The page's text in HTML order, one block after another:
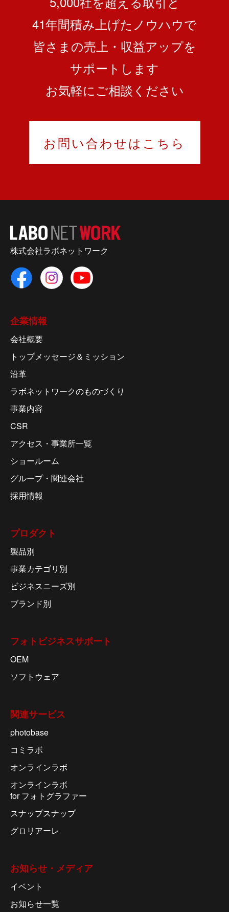
41年間積み上げたノウハウで
皆さまの売上・収益アップを
サポートします
お気軽にご相談ください
お問い合わせはこちら
株式会社ラボネットワーク
企業情報
会社概要
トップメッセージ＆ミッション
沿革
ラボネットワークのものづくり
事業内容
CSR
アクセス・事業所一覧
ショールーム
グループ・関連会社
採用情報
プロダクト
製品別
事業カテゴリ別
ビジネスニーズ別
ブランド別
フォトビジネスサポート
OEM
ソフトウェア
関連サービス
photobase
コミラボ
オンラインラボ
オンラインラボ
for フォトグラファー
スナップスナップ
グロリアーレ
お知らせ・メディア
イベント
お知らせ一覧